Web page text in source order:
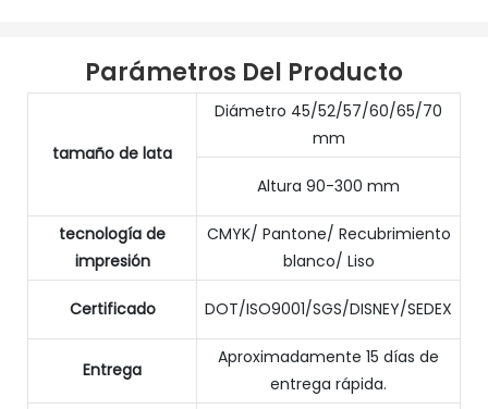
Parámetros Del Producto
tamaño de lata
Diámetro 45/52/57/60/65/70
mm
Altura 90-300 mm
tecnología de
impresión
CMYK/ Pantone/ Recubrimiento
blanco/ Liso
Certificado DOT/ISO9001/SGS/DISNEY/SEDEX
Entrega
Aproximadamente 15 días de
entrega rápida.